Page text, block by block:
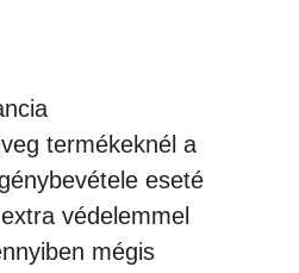
termékeknél a
eseté
védelemmel
mégis